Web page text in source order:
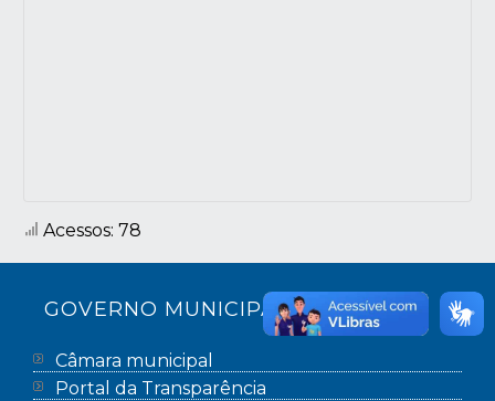
Acessos: 78
GOVERNO MUNICIPAL
Câmara municipal
Portal da Transparência